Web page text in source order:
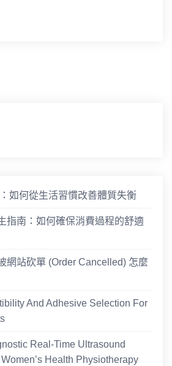
如何從生活習慣改善體質失衡
指南：如何確保消費過程的舒適
網站砍單 (Order Cancelled) 怎麼
And Adhesive Selection For
Real-Time Ultrasound
Health Physiotherapy